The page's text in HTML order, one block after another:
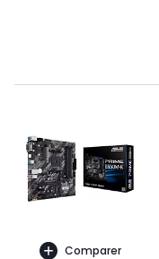
Comparer